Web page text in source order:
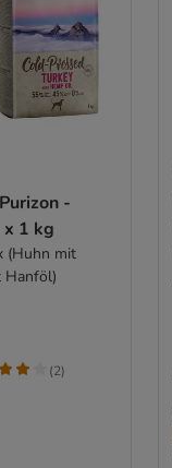
-
1 kg
(Huhn mit
Hanföl)
(2)